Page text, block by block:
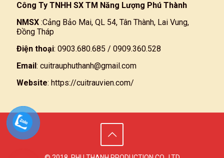
Công Ty TNHH SX TM Năng Lượng Phú Thành
NMSX :Cảng Bảo Mai, QL 54, Tân Thành, Lai Vung,
Đồng Tháp
Điện thoại: 0903.680.685 / 0909.360.528
Email: cuitrauphuthanh@gmail.com
Website: https://cuitrauvien.com/